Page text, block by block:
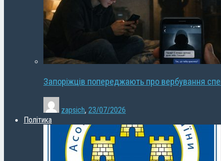
Запоріжців попереджають про вербування
zapsich, 23/07/2026
Політика